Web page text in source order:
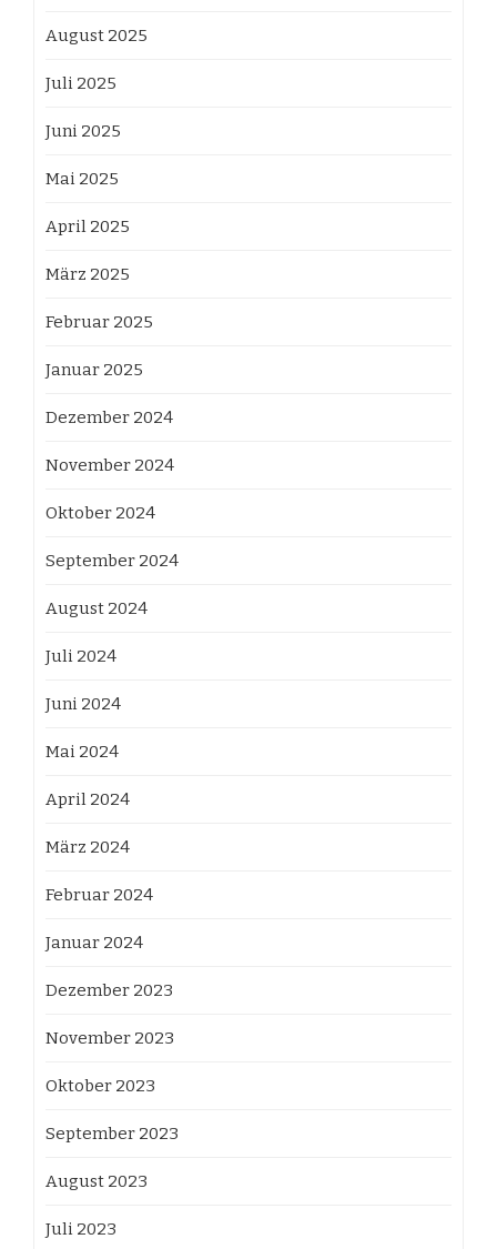
August 2025
Juli 2025
Juni 2025
Mai 2025
April 2025
März 2025
Februar 2025
Januar 2025
Dezember 2024
November 2024
Oktober 2024
September 2024
August 2024
Juli 2024
Juni 2024
Mai 2024
April 2024
März 2024
Februar 2024
Januar 2024
Dezember 2023
November 2023
Oktober 2023
September 2023
August 2023
Juli 2023